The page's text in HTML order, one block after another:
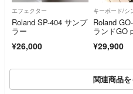
エフェクター
Roland SP-404 サンプ
ラー
¥26,000
キーボード/シ
Roland
ランドGO
¥29,900
関連商品